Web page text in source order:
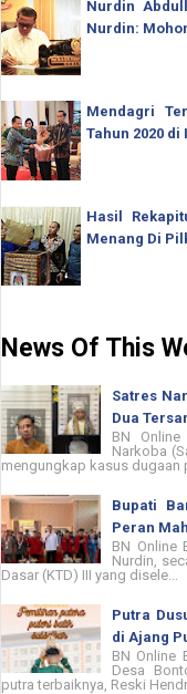
Nurdin
Nurdin:
Mendagri
Tahun 2020
Hasil
Menang Di
News Of This
Satres
Dua
BN
Narkoba
mengungkap kasus dugaan
Bupati
Peran
BN Online
Nurdin,
Dasar (KTD) III yang disele...
Putra
di Ajang
BN Online
Desa
putra terbaiknya, Reski Hendri